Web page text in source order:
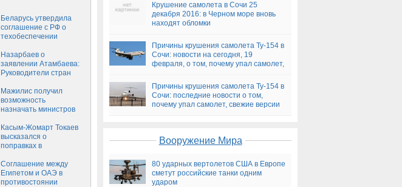
Беларусь утвердила
соглашение с РФ о
техобеспечении
Назарбаев о
заявлении Атамбаева:
Руководители стран
остается
Мажилис получил
возможность
назначать министров
Касым-Жомарт Токаев
высказался о
поправках в
Соглашение между
Египетом и ОАЭ в
противостоянии
Крушение самолета в Сочи 25
декабря 2016: в Черном море вновь
находят обломки
Причины крушения самолета Ту-154 в
Сочи: новости на сегодня, 19
февраля, о том, почему упал самолет,
Причины крушения самолета Ту-154 в
Сочи: последние новости о том,
почему упал самолет, свежие версии
Вооружение Мира
80 ударных вертолетов США в Европе
сметут российские танки одним
ударом